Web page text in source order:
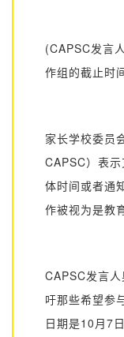
(CAPSC发言
作组的截止时
家长学校委员
CAPSC） 表
体时间或者通
作被视为是教
CAPSC发言人
吁那些希望参
日期是10 月7